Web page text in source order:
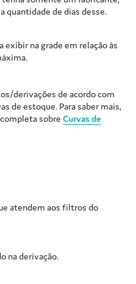
quantidade de dias desse.
na grade em relação às
derivações de acordo com
de estoque. Para saber mais,
sobre Curvas de
atendem aos filtros do
na derivação.